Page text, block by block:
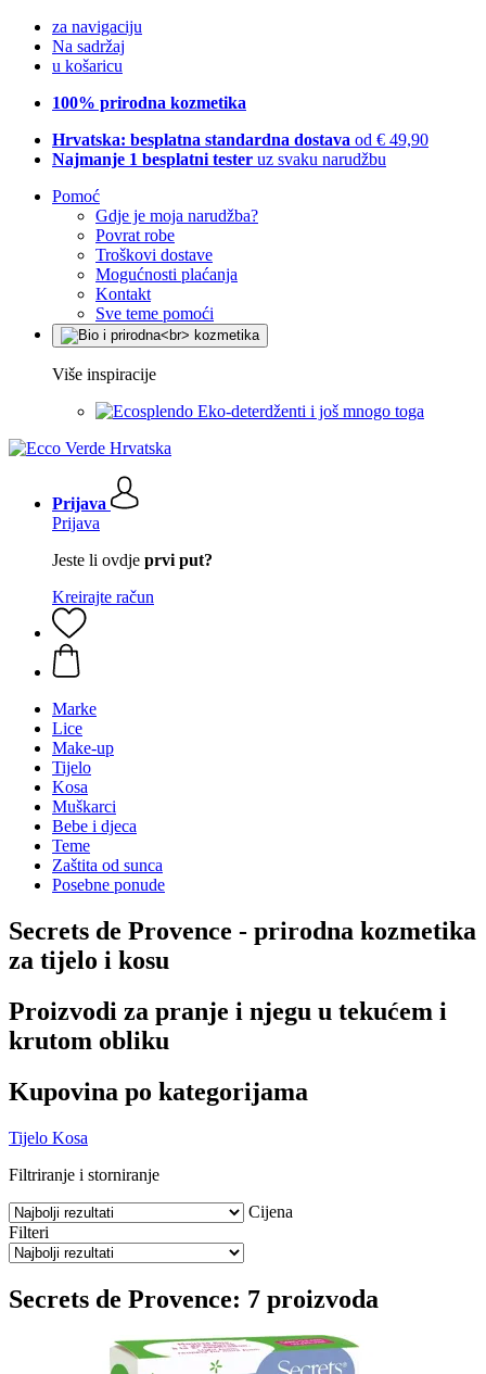
za navigaciju
Na sadržaj
u košaricu
100% prirodna kozmetika
Hrvatska: besplatna standardna dostava od € 49,90
Najmanje 1 besplatni tester uz svaku narudžbu
Pomoć
Gdje je moja narudžba?
Povrat robe
Troškovi dostave
Mogućnosti plaćanja
Kontakt
Sve teme pomoći
Više inspiracije
Eko-deterdženti i još mnogo toga
Prijava
Prijava
Jeste li ovdje prvi put?
Kreirajte račun
Marke
Lice
Make-up
Tijelo
Kosa
Muškarci
Bebe i djeca
Teme
Zaštita od sunca
Posebne ponude
Secrets de Provence - prirodna kozmetika
za tijelo i kosu
Proizvodi za pranje i njegu u tekućem i
krutom obliku
Kupovina po kategorijama
Tijelo Kosa
Filtriranje i storniranje
Cijena
Filteri
Secrets de Provence: 7 proizvoda